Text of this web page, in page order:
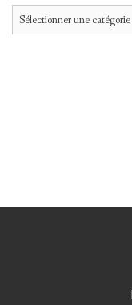
Catégories